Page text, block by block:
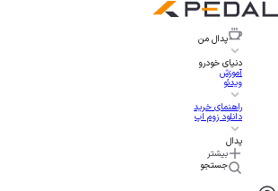
پدال من
دنیای خودرو
آموزش
ویدئو
راهنمای خرید
دانلود زوم اپ
پدال
بیشتر
جستجو